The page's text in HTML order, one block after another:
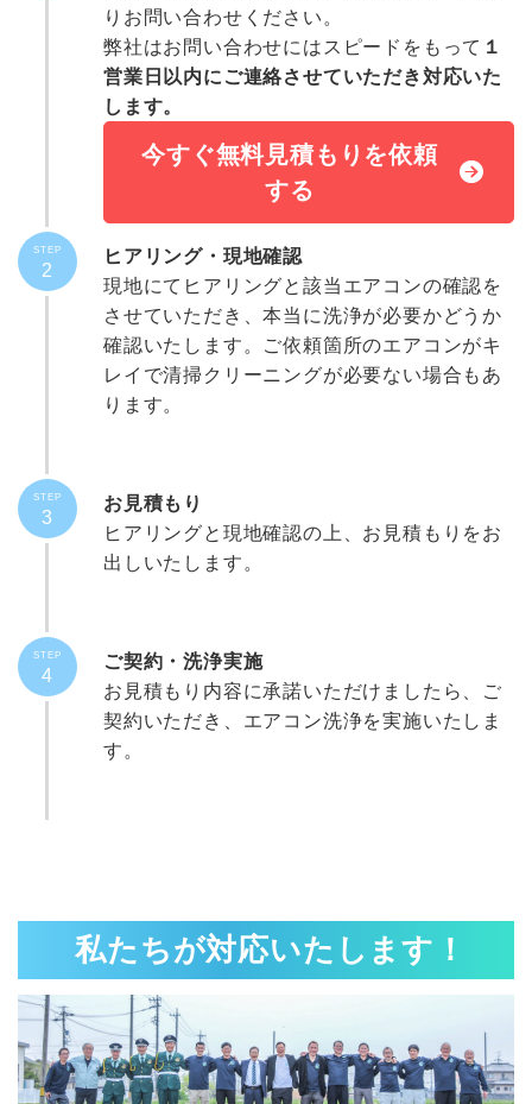
りお問い合わせください。
弊社はお問い合わせにはスピードをもって １
営業日以内にご連絡させていただき対応いた
します。
今すぐ無料見積もりを依頼
する
ヒアリング・現地確認
現地にてヒアリングと該当エアコンの確認を
させていただき、本当に洗浄が必要かどうか
確認いたします。ご依頼箇所のエアコンがキ
レイで清掃クリーニングが必要ない場合もあ
ります。
STEP
2
お見積もり
ヒアリングと現地確認の上、お見積もりをお
出しいたします。
STEP
3
ご契約・洗浄実施
お見積もり内容に承諾いただけましたら、ご
契約いただき、エアコン洗浄を実施いたしま
す。
STEP
4
私たちが対応いたします！